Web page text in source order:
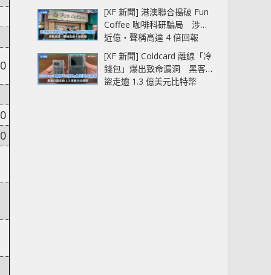
[XF 新聞] 港澳聯合搗破 Fun
Coffee 咖啡科研騙局 涉款
近億‧聲稱高達 4 倍回報
[XF 新聞] Coldcard 離線「冷
錢包」爆出致命漏洞 黑客已
盜走逾 1.3 億美元比特幣